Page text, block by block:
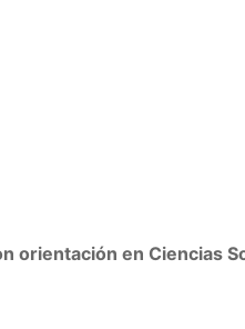
orientación en Ciencias